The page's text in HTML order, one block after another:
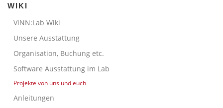
WIKI
ViNN:Lab Wiki
Unsere Ausstattung
Organisation, Buchung etc.
Software Ausstattung im Lab
Projekte von uns und euch
Anleitungen